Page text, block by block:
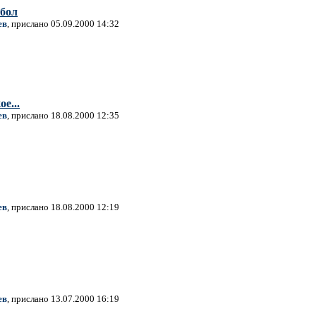
, прислано 05.09.2000 14:32
, прислано 18.08.2000 12:35
, прислано 18.08.2000 12:19
, прислано 13.07.2000 16:19